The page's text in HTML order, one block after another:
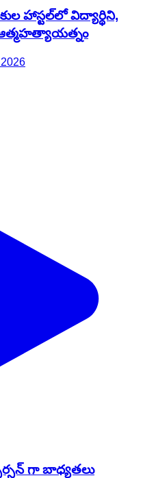
హాస్టల్‌లో విద్యార్థిని,
ఆత్మహత్యాయత్నం
గా బాధ్యతలు